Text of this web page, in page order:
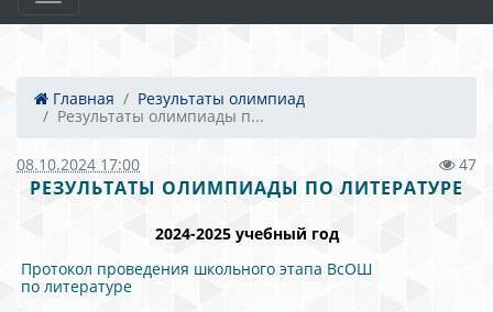
Главная
Результаты олимпиад
Результаты олимпиады п...
08.10.2024 17:00 47
РЕЗУЛЬТАТЫ ОЛИМПИАДЫ ПО ЛИТЕРАТУРЕ
2024-2025 учебный год
Протокол проведения школьного этапа ВсОШ
по литературе